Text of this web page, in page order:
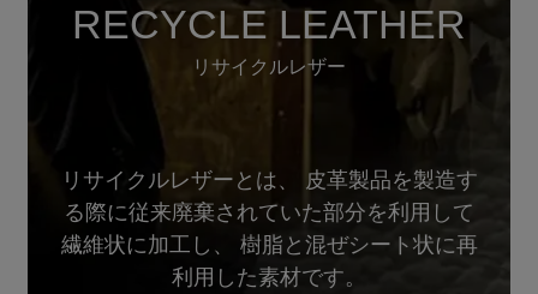
RECYCLE LEATHER
リサイクルレザー
リサイクルレザーとは、 皮革製品を製造す
る際に従来廃棄されていた部分を利用して
繊維状に加工し、 樹脂と混ぜシート状に再
利用した素材です。